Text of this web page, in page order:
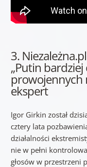
3.
„Putin
prowojennych
ekspert
Igor Girkin został
cztery lata
działalności
nie w pełni
głosów w przestrzeni